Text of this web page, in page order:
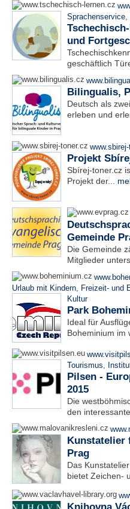
Sprachenservice,
und
geschäftlich
Bilingualis,
Deutsch als
erleben und
Projekt
Sbírej-toner.cz
Projekt der...
Gemeinde
Die Gemeinde
Mitglieder
Urlaub mit Kindern, Freizeit- und
Kultur
Park
Ideal für
Boheminium im
Tourismus,
Pilsen -
2015
Die
den
Kunstatelier
Prag
Das
bietet Zeichen-